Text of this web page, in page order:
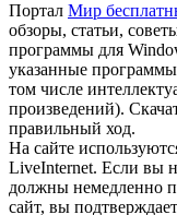
Портал Мир
обзоры, статьи,
программы для
указанные программы
том числе
произведений).
правильный ход.
На сайте
LiveInternet. Если вы
должны немедленно
сайт, вы